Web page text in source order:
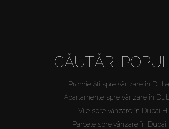
CĂUTĂRI
Proprietăți spre vânzare în
Apartamente spre vânzare în
Vile spre vânzare în Dubai
Parcele spre vânzare în Dubai